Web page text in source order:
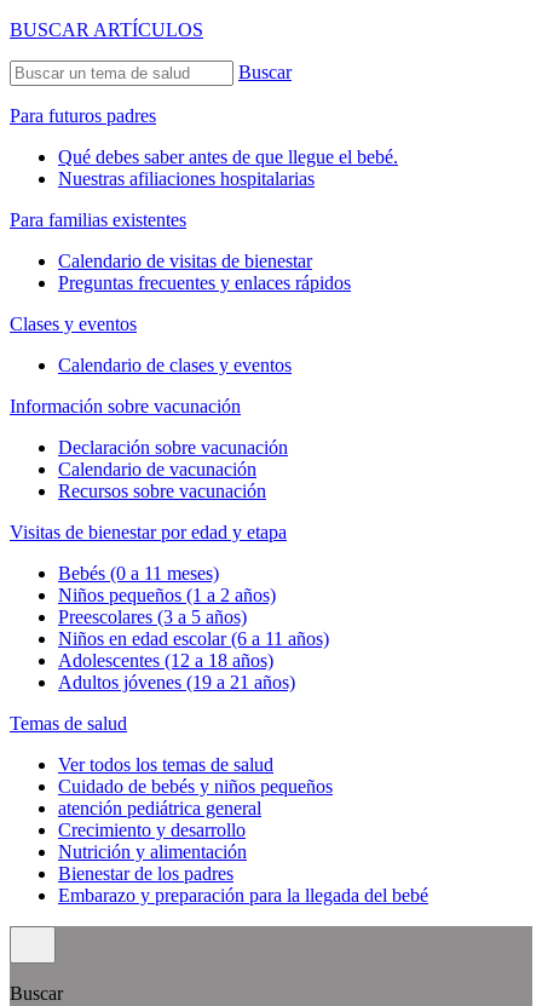
BUSCAR ARTÍCULOS
Buscar
Para futuros padres
Qué debes saber antes de que llegue el bebé.
Nuestras afiliaciones hospitalarias
Para familias existentes
Calendario de visitas de bienestar
Preguntas frecuentes y enlaces rápidos
Clases y eventos
Calendario de clases y eventos
Información sobre vacunación
Declaración sobre vacunación
Calendario de vacunación
Recursos sobre vacunación
Visitas de bienestar por edad y etapa
Bebés (0 a 11 meses)
Niños pequeños (1 a 2 años)
Preescolares (3 a 5 años)
Niños en edad escolar (6 a 11 años)
Adolescentes (12 a 18 años)
Adultos jóvenes (19 a 21 años)
Temas de salud
Ver todos los temas de salud
Cuidado de bebés y niños pequeños
atención pediátrica general
Crecimiento y desarrollo
Nutrición y alimentación
Bienestar de los padres
Embarazo y preparación para la llegada del bebé
Buscar